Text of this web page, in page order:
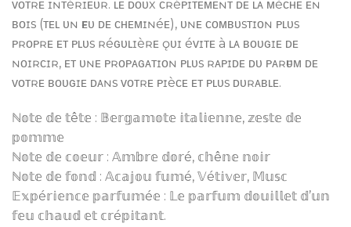
ᴠᴏᴛʀᴇ ɪɴᴛéʀɪᴇᴜʀ. ʟᴇ ᴅᴏᴜx ᴄʀéᴘɪᴛᴇᴍᴇɴᴛ ᴅᴇ ʟᴀ ᴍèᴄʜᴇ ᴇɴ
ʙᴏɪs (ᴛᴇʟ ᴜɴ ғᴇᴜ ᴅᴇ ᴄʜᴇᴍɪɴéᴇ), ᴜɴᴇ ᴄᴏᴍʙᴜsᴛɪᴏɴ ᴘʟᴜs
ᴘʀᴏᴘʀᴇ ᴇᴛ ᴘʟᴜs ʀéɢᴜʟɪèʀᴇ ǫᴜɪ éᴠɪᴛᴇ à ʟᴀ ʙᴏᴜɢɪᴇ ᴅᴇ
ɴᴏɪʀᴄɪʀ, ᴇᴛ ᴜɴᴇ ᴘʀᴏᴘᴀɢᴀᴛɪᴏɴ ᴘʟᴜs ʀᴀᴘɪᴅᴇ ᴅᴜ ᴘᴀʀғᴜᴍ ᴅᴇ
ᴠᴏᴛʀᴇ ʙᴏᴜɢɪᴇ ᴅᴀɴs ᴠᴏᴛʀᴇ ᴘɪèᴄᴇ ᴇᴛ ᴘʟᴜs ᴅᴜʀᴀʙʟᴇ.
ℕ𝕠𝕥𝕖 𝕕𝕖 𝕥ê𝕥𝕖 : 𝔹𝕖𝕣𝕘𝕒𝕞𝕠𝕥𝕖 𝕚𝕥𝕒𝕝𝕚𝕖𝕟𝕟𝕖, 𝕫𝕖𝕤𝕥𝕖 𝕕𝕖
𝕡𝕠𝕞𝕞𝕖
ℕ𝕠𝕥𝕖 𝕕𝕖 𝕔𝕠𝕖𝕦𝕣 : 𝔸𝕞𝕓𝕣𝕖 𝕕𝕠𝕣é, 𝕔𝕙ê𝕟𝕖 𝕟𝕠𝕚𝕣
ℕ𝕠𝕥𝕖 𝕕𝕖 𝕗𝕠𝕟𝕕 : 𝔸𝕔𝕒𝕛𝕠𝕦 𝕗𝕦𝕞é, 𝕍é𝕥𝕚𝕧𝕖𝕣, 𝕄𝕦𝕤𝕔
𝔼𝕩𝕡é𝕣𝕚𝕖𝕟𝕔𝕖 𝕡𝕒𝕣𝕗𝕦𝕞é𝕖 : 𝕃𝕖 𝕡𝕒𝕣𝕗𝕦𝕞 𝕕𝕠𝕦𝕚𝕝𝕝𝕖𝕥 𝕕’𝕦𝕟
𝕗𝕖𝕦 𝕔𝕙𝕒𝕦𝕕 𝕖𝕥 𝕔𝕣é𝕡𝕚𝕥𝕒𝕟𝕥.